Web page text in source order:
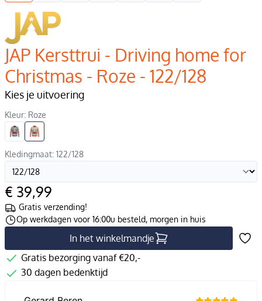
JAP Kersttrui - Driving home for
Christmas - Roze - 122/128
Kies je uitvoering
Kleur: Roze
Kledingmaat: 122/128
€ 39,99
Gratis verzending!
Op werkdagen voor 16:00u besteld, morgen in huis
In het winkelmandje
Gratis bezorging vanaf €20,-
30 dagen bedenktijd